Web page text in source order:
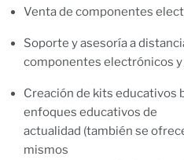
Venta de componentes
Soporte y asesoría a
componentes electrónicos
Creación de kits educativos
enfoques educativos de
actualidad (también se
mismos